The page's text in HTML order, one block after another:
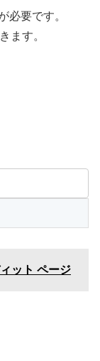
必要です。
ます。
ット ページ